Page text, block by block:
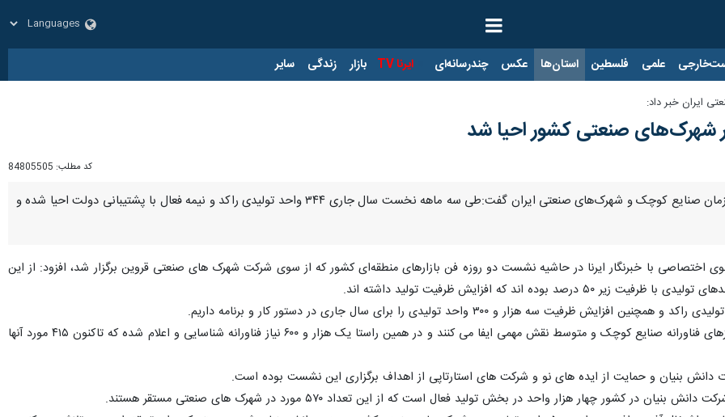
علمی فلسطین استان‌ها عکس چندرسانه‌ای ایرنا TV بازار زندگی سایر
ایران خبر داد:
کد مطلب: 84805505